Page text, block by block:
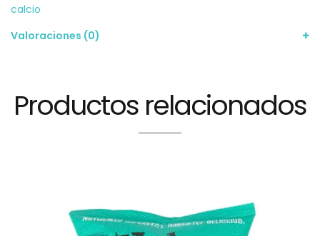
calcio
Valoraciones (0)
Productos relacionados